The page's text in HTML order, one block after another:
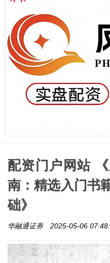
配资门户网站
南：精选入门书
础》
华融通证券 2025-05-06